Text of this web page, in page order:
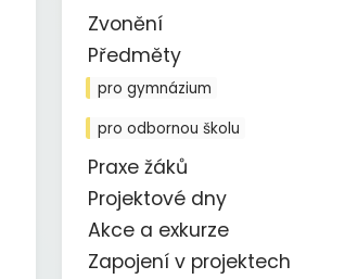
Zvonění
Předměty
pro gymnázium
pro odbornou školu
Praxe žáků
Projektové dny
Akce a exkurze
Zapojení v projektech